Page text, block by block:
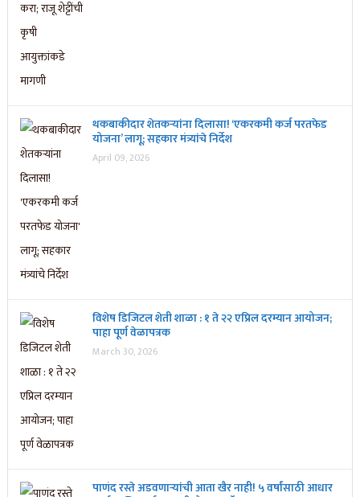
थकबाकीदार शेतकऱ्यांना दिलासा! ‘एकरकमी कर्ज परतफेड
योजना’ लागू; सहकार मंत्र्यांचे निर्देश
April 09, 2026
विशेष डिजिटल शेती शाळा : १ ते २२ एप्रिल दरम्यान आयोजन;
पाहा पूर्ण वेळापत्रक
March 30, 2026
पाणंद रस्ते अडवणाऱ्यांची आता खैर नाही! ५ वर्षांसाठी आधार